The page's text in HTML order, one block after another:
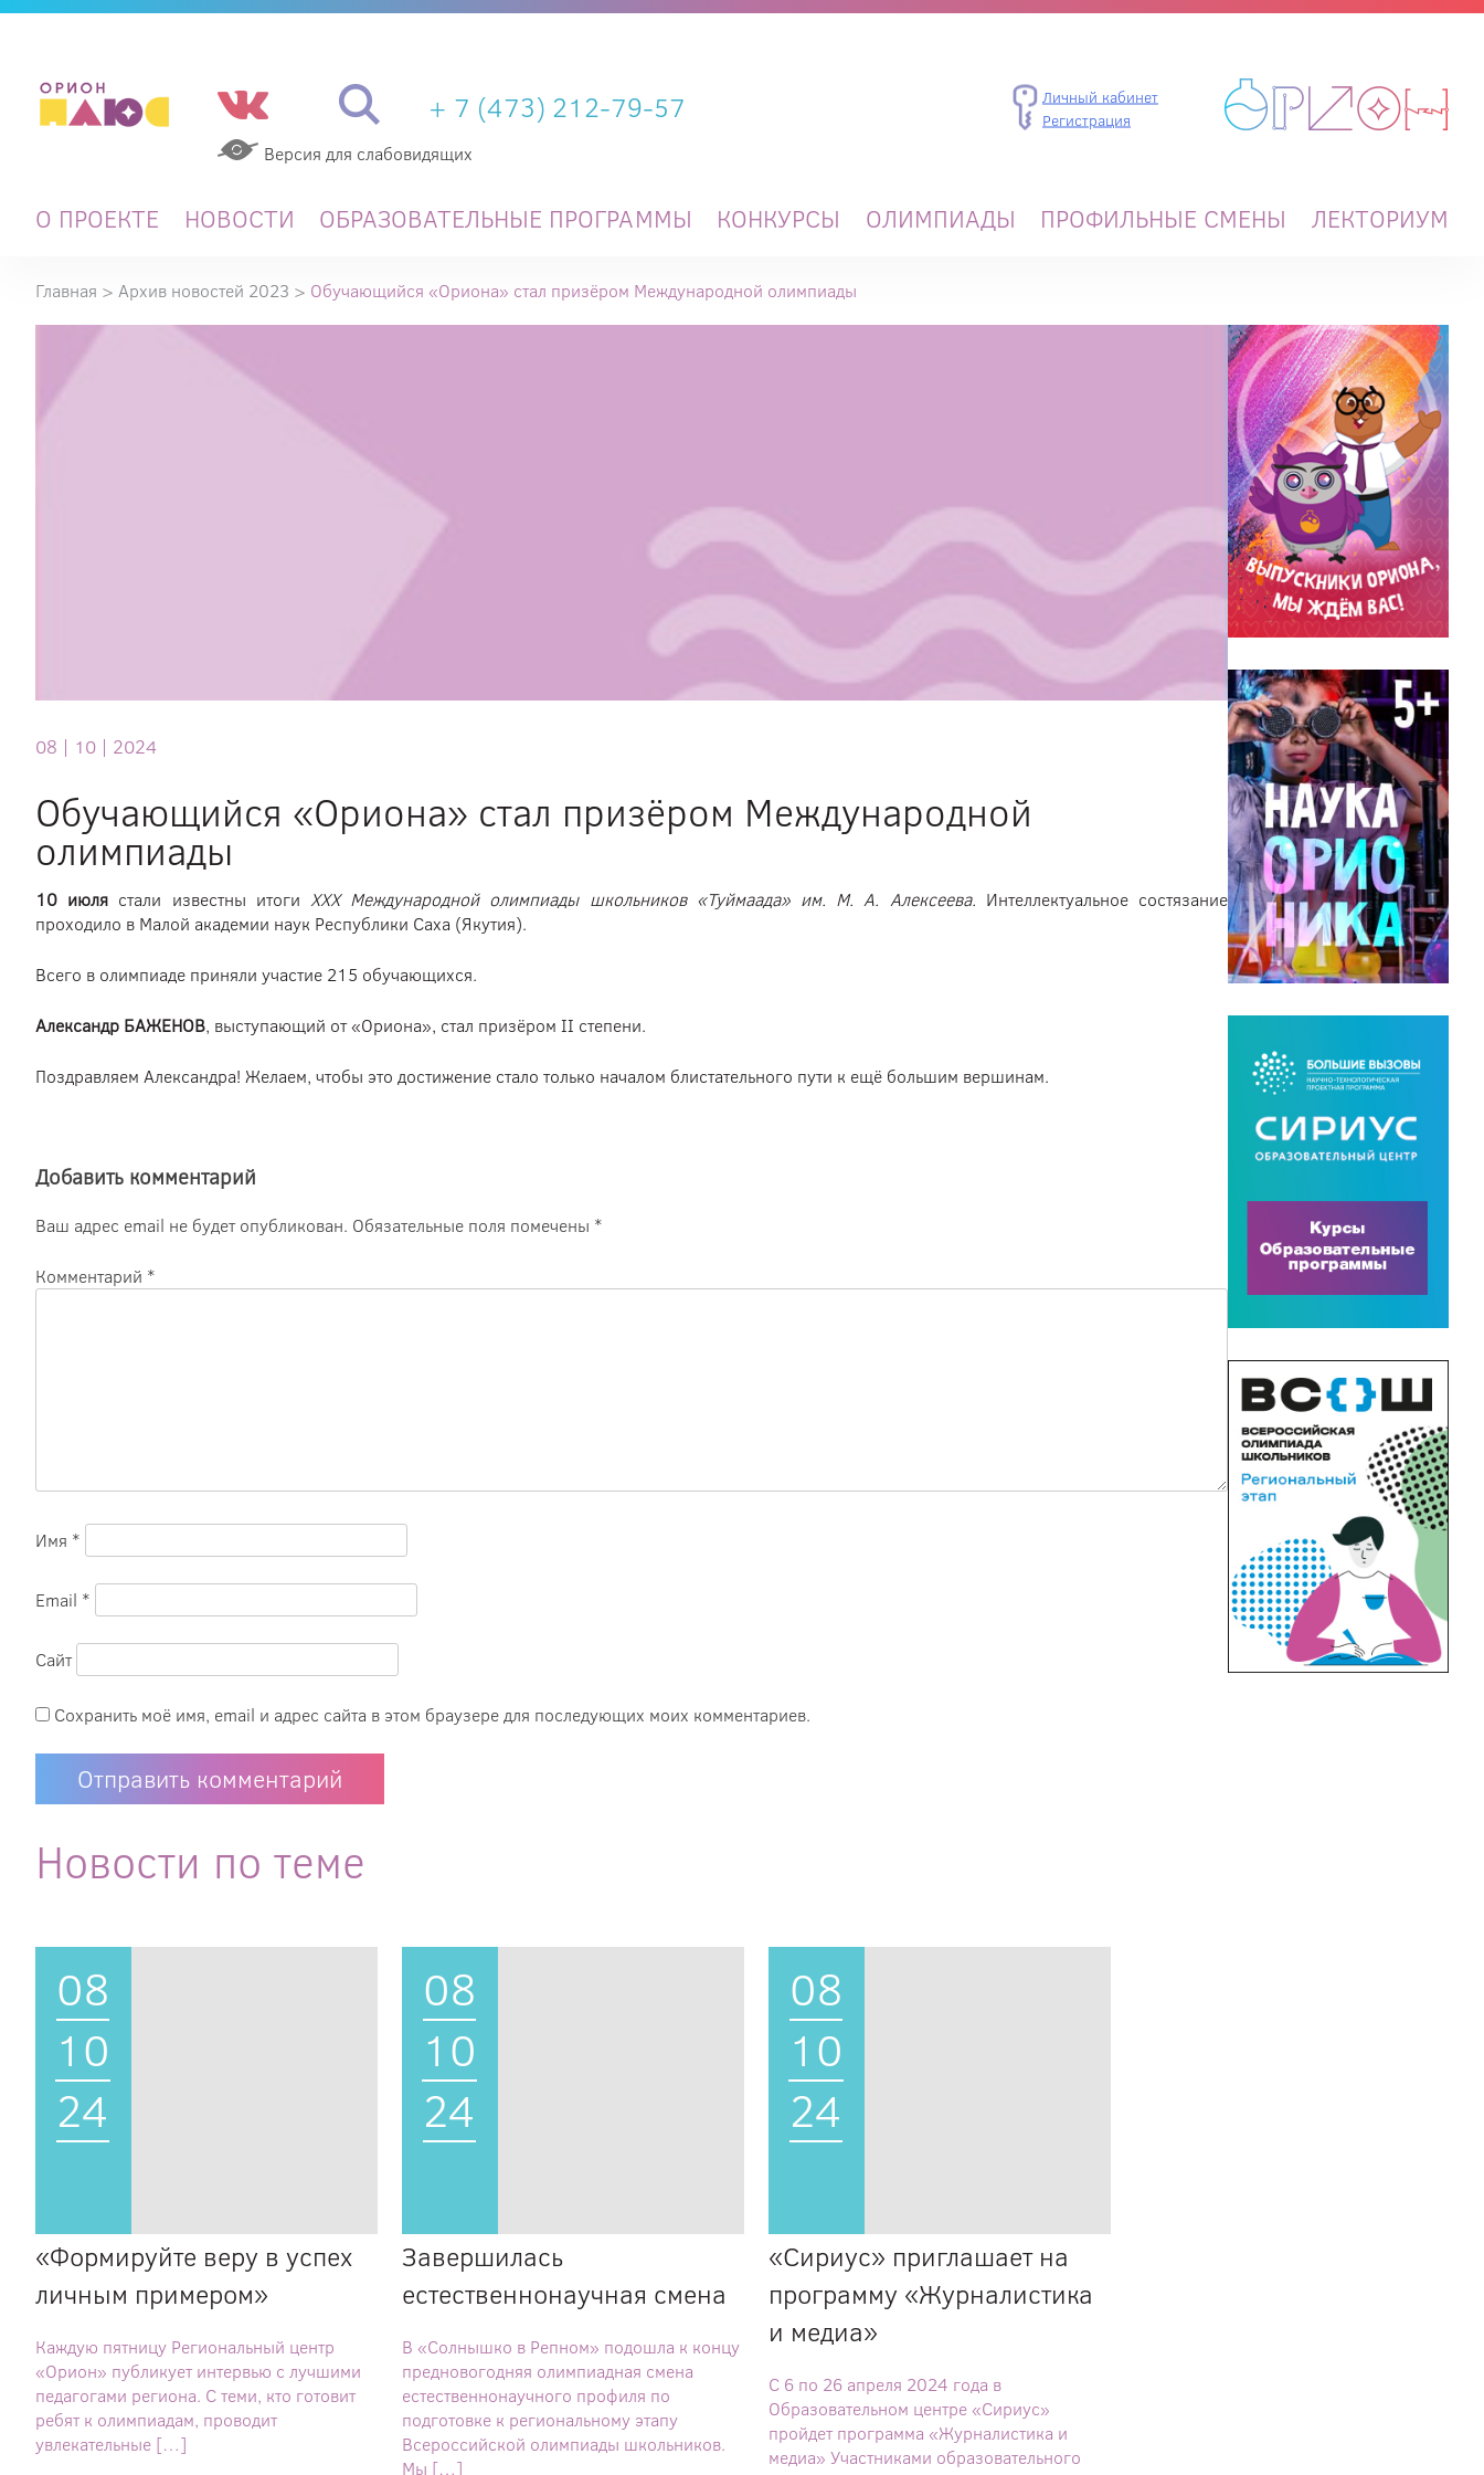
Версия для слабовидящих
+ 7 (473) 212-79-57
Личный кабинет
Регистрация
О ПРОЕКТЕ НОВОСТИ ОБРАЗОВАТЕЛЬНЫЕ ПРОГРАММЫ КОНКУРСЫ ОЛИМПИАДЫ ПРОФИЛЬНЫЕ СМЕНЫ ЛЕКТОРИУМ
Главная > Архив новостей 2023 > Обучающийся «Ориона» стал призёром Международной олимпиады
08 | 10 | 2024
Обучающийся «Ориона» стал призёром Международной
олимпиады
10 июля стали известны итогиXXX Международной олимпиады школьников «Туймаада» им. М. А. Алексеева. Интеллектуальное состязание
проходило в Малой академии наук Республики Саха (Якутия).
Всего в олимпиаде приняли участие 215 обучающихся.
Александр БАЖЕНОВ, выступающий от «Ориона», стал призёром II степени.
Поздравляем Александра! Желаем, чтобы это достижение стало только началом блистательного пути к ещё большим вершинам.
Добавить комментарий
Ваш адрес email не будет опубликован. Обязательные поля помечены *
Комментарий *
Имя *
Email *
Сайт
Сохранить моё имя, email и адрес сайта в этом браузере для последующих моих комментариев.
Новости по теме
08
10
24
«Формируйте веру в успех
личным примером»
Каждую пятницу Региональный центр
«Орион» публикует интервью с лучшими
педагогами региона. С теми, кто готовит
ребят к олимпиадам, проводит
увлекательные […]
08
10
24
Завершилась
естественнонаучная смена
В «Солнышко в Репном» подошла к концу
предновогодняя олимпиадная смена
естественнонаучного профиля по
подготовке к региональному этапу
Всероссийской олимпиады школьников.
Мы […]
08
10
24
«Сириус» приглашает на
программу «Журналистика
и медиа»
С 6 по 26 апреля 2024 года в
Образовательном центре «Сириус»
пройдет программа «Журналистика и
медиа» Участниками образовательного